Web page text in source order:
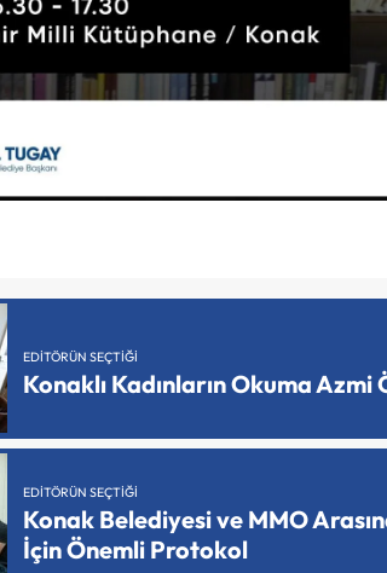
EDITÖRÜN SEÇTIĞI
Konaklı Kadınların Okuma Azmi
EDITÖRÜN SEÇTIĞI
Konak Belediyesi ve MMO
İçin Önemli Protokol